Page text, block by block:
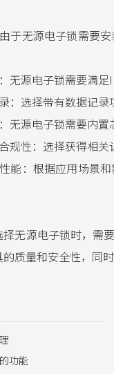
于无源电子锁需要
无源电子锁需要满
：选择带有数据记
无源电子锁需要内
规性：选择获得相
能：根据应用场景
择无源电子锁时，需
的质量和安全性，同
功能